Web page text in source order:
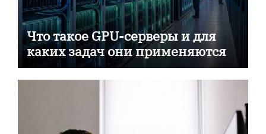
Что такое GPU-серверы и для
каких задач они применяются